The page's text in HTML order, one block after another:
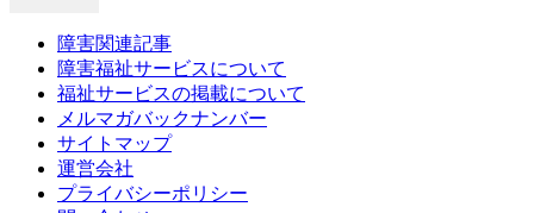
障害関連記事
障害福祉サービスについて
福祉サービスの掲載について
メルマガバックナンバー
サイトマップ
運営会社
プライバシーポリシー